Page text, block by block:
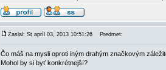
Zaslal: St apríl 03, 2013 10:51:26 Predmet:
Čo máš na mysli oproti iným drahým značkovým
Mohol by si byť konkrétnejší?